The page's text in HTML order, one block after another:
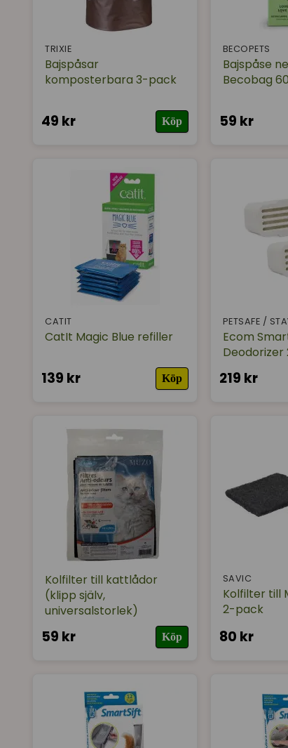
TRIXIE
Bajspåsar
komposterbara 3-pack
49 kr Köp
BECOPETS
Bajspåse
Becobag
59 kr
CATIT
CatIt Magic Blue refiller
139 kr Köp
PETSAFE /
Ecom
219 kr
Kolfilter till kattlådor
(klipp själv,
universalstorlek)
59 kr Köp
SAVIC
Kolfilter till
2-pack
80 kr